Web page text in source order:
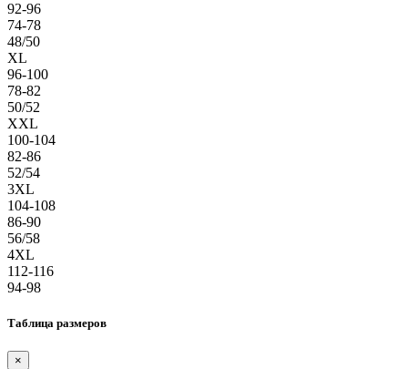
92-96
74-78
48/50
XL
96-100
78-82
50/52
XXL
100-104
82-86
52/54
3XL
104-108
86-90
56/58
4XL
112-116
94-98
Таблица размеров
×